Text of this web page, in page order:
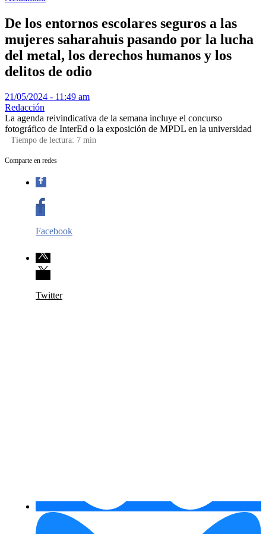
De los entornos escolares seguros a las
mujeres saharahuis pasando por la lucha
del metal, los derechos humanos y los
delitos de odio
21/05/2024 - 11:49 am
Redacción
La agenda reivindicativa de la semana incluye el concurso
fotográfico de InterEd o la exposición de MPDL en la universidad
Tiempo de lectura: 7 min
Comparte en redes
Facebook
Twitter